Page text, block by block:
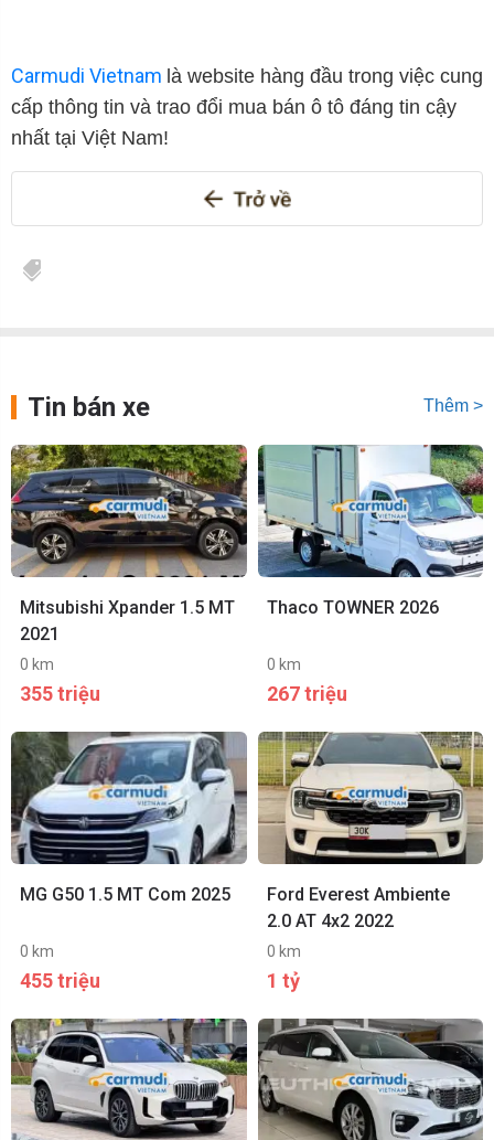
Carmudi Vietnam là website hàng đầu trong việc cung
cấp thông tin và trao đổi mua bán ô tô đáng tin cậy
nhất tại Việt Nam!
Tin bán xe Thêm >
Mitsubishi Xpander 1.5 MT
2021
0 km
355 triệu
Thaco TOWNER 2026
0 km
267 triệu
MG G50 1.5 MT Com 2025
0 km
455 triệu
Ford Everest Ambiente
2.0 AT 4x2 2022
0 km
1 tỷ